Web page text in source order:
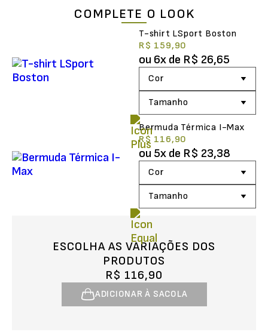
COMPLETE O LOOK
T-shirt LSport Boston
R$ 159,90
ou 6x de R$ 26,65
Bermuda Térmica I-Max
R$ 116,90
ou 5x de R$ 23,38
ESCOLHA AS VARIAÇÕES DOS
PRODUTOS
R$ 116,90
ADICIONAR À SACOLA